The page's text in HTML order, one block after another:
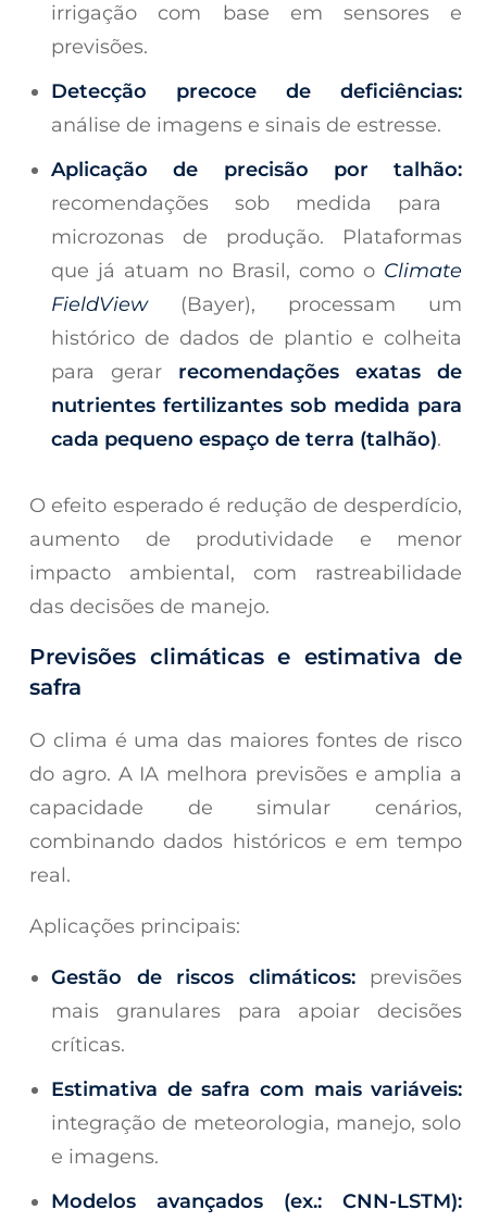
irrigação com base em sensores e
previsões.
Detecção precoce de deficiências:
análise de imagens e sinais de estresse.
Aplicação de precisão por talhão:
recomendações sob medida para
microzonas de produção. Plataformas
que já atuam no Brasil, como o Climate
FieldView(Bayer), processam um
histórico de dados de plantio e colheita
para gerar recomendações exatas de
nutrientes fertilizantes sob medida para
cada pequeno espaço de terra (talhão).
O efeito esperado é redução de desperdício,
aumento de produtividade e menor
impacto ambiental, com rastreabilidade
das decisões de manejo.
Previsões climáticas e estimativa de
safra
O clima é uma das maiores fontes de risco
do agro. A IA melhora previsões e amplia a
capacidade de simular cenários,
combinando dados históricos e em tempo
real.
Aplicações principais:
Gestão de riscos climáticos:previsões
mais granulares para apoiar decisões
críticas.
Estimativa de safra com mais variáveis:
integração de meteorologia, manejo, solo
e imagens.
Modelos avançados (ex.: CNN-LSTM):